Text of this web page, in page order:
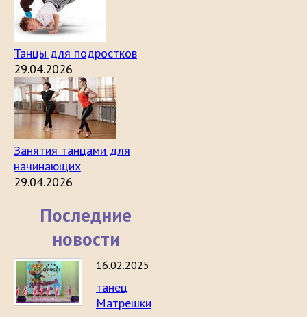
Танцы для подростков
29.04.2026
Занятия танцами для
начинающих
29.04.2026
Последние
новости
16.02.2025
танец
Матрешки